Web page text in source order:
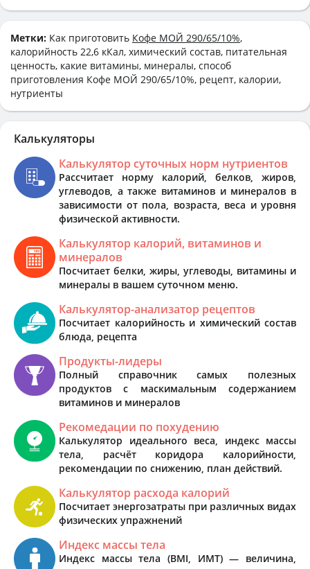
Метки: Как приготовить Кофе МОЙ 290/65/10%,
калорийность 22,6 кКал, химический состав, питательная
ценность, какие витамины, минералы, способ
приготовления Кофе МОЙ 290/65/10%, рецепт, калории,
нутриенты
Калькуляторы
Калькулятор суточных норм нутриентов
Рассчитает норму калорий, белков, жиров,
углеводов, а также витаминов и минералов в
зависимости от пола, возраста, веса и уровня
физической активности.
Калькулятор калорий, витаминов и
минералов
Посчитает белки, жиры, углеводы, витамины и
минералы в вашем суточном меню.
Калькулятор-анализатор рецептов
Посчитает калорийность и химический состав
блюда, рецепта
Продукты-лидеры
Полный справочник самых полезных
продуктов с маскимальным содержанием
витаминов и минералов
Рекомедации по похудению
Калькулятор идеального веса, индекс массы
тела, расчёт коридора калорийности,
рекомендации по снижению, план действий.
Калькулятор расхода калорий
Посчитает энергозатраты при различных видах
физических упражнений
Индекс массы тела
Индекс массы тела (BMI, ИМТ) — величина,